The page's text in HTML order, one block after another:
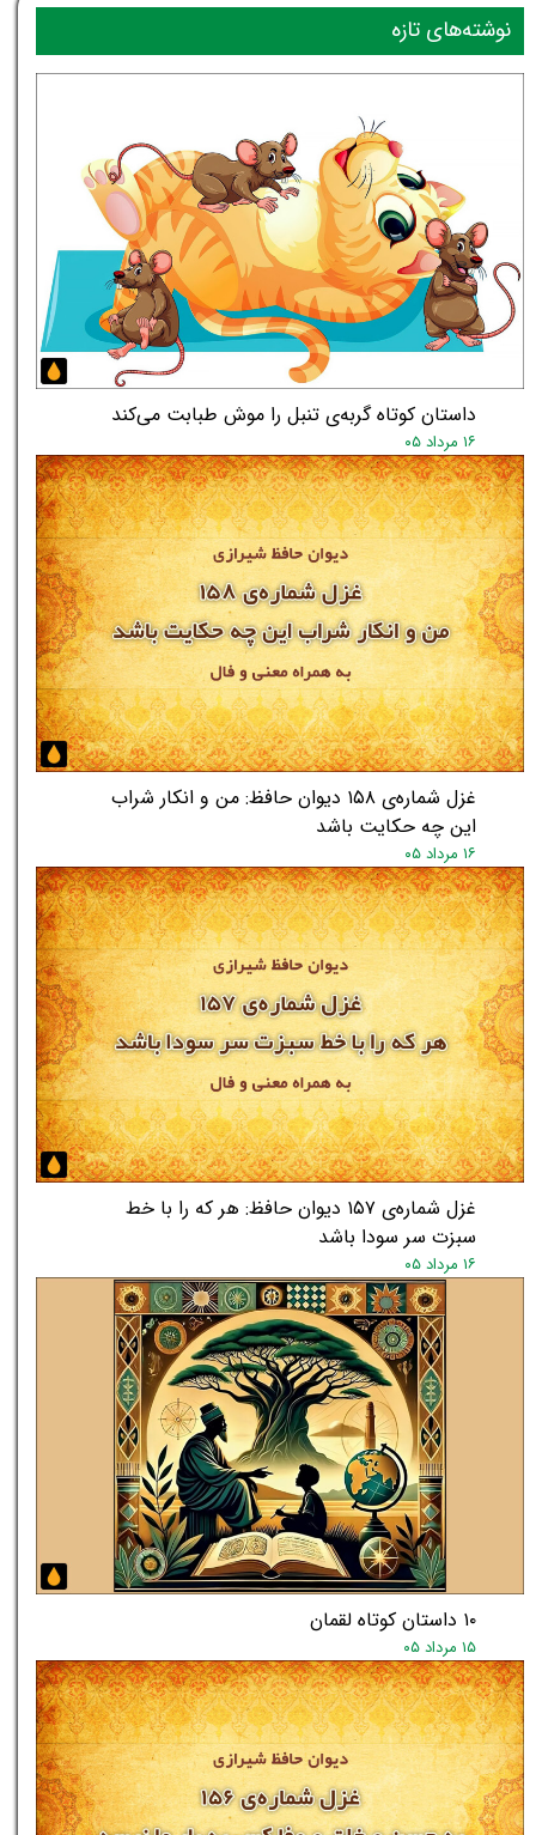
★★
داستان کوتاه گربه‌ی تنبل را موش طبابت می‌کند
۱۶ مرداد ۰۵
غزل شماره‌ی ۱۵۸ دیوان حافظ: من و انکار شراب
این چه حکایت باشد
۱۶ مرداد ۰۵
غزل شماره‌ی ۱۵۷ دیوان حافظ: هر که را با خط
سبزت سر سودا باشد
۱۶ مرداد ۰۵
۱۰ داستان کوتاه لقمان
۱۵ مرداد ۰۵
نوشته‌های تازه